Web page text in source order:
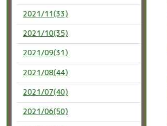
2021/11(33)
2021/10(35)
2021/09(31)
2021/08(44)
2021/07(40)
2021/06(50)